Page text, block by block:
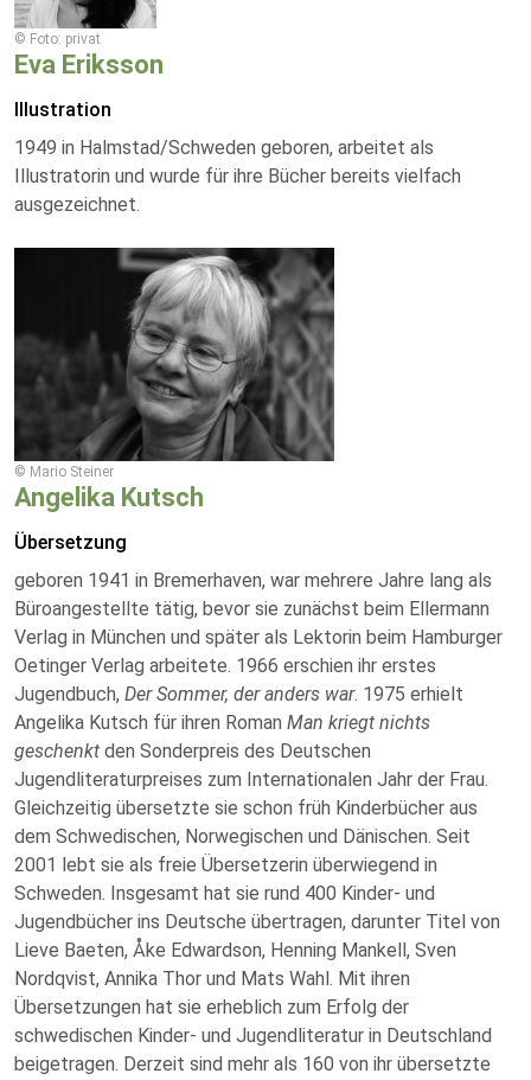
© Foto: privat
Eva Eriksson
Illustration
1949 in Halmstad/Schweden geboren, arbeitet als
Illustratorin und wurde für ihre Bücher bereits vielfach
ausgezeichnet.
© Mario Steiner
Angelika Kutsch
Übersetzung
geboren 1941 in Bremerhaven, war mehrere Jahre lang als
Büroangestellte tätig, bevor sie zunächst beim Ellermann
Verlag in München und später als Lektorin beim Hamburger
Oetinger Verlag arbeitete. 1966 erschien ihr erstes
Jugendbuch, Der Sommer, der anders war. 1975 erhielt
Angelika Kutsch für ihren Roman Man kriegt nichts
geschenkt den Sonderpreis des Deutschen
Jugendliteraturpreises zum Internationalen Jahr der Frau.
Gleichzeitig übersetzte sie schon früh Kinderbücher aus
dem Schwedischen, Norwegischen und Dänischen. Seit
2001 lebt sie als freie Übersetzerin überwiegend in
Schweden. Insgesamt hat sie rund 400 Kinder- und
Jugendbücher ins Deutsche übertragen, darunter Titel von
Lieve Baeten, Åke Edwardson, Henning Mankell, Sven
Nordqvist, Annika Thor und Mats Wahl. Mit ihren
Übersetzungen hat sie erheblich zum Erfolg der
schwedischen Kinder- und Jugendliteratur in Deutschland
beigetragen. Derzeit sind mehr als 160 von ihr übersetzte